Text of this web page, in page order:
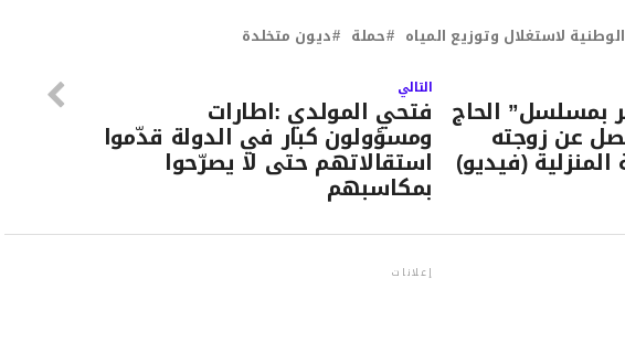
لاستغلال وتوزيع المياه حملة ديون متخلدة
التالي
فتحي المولدي :اطارات
ومسؤولون كبار في الدولة قدّموا
استقالاتهم حتى لا يصرّحوا
بمكاسبهم
بمسلسل” الحاج
عن زوجته
(فيديو)
إعلانات